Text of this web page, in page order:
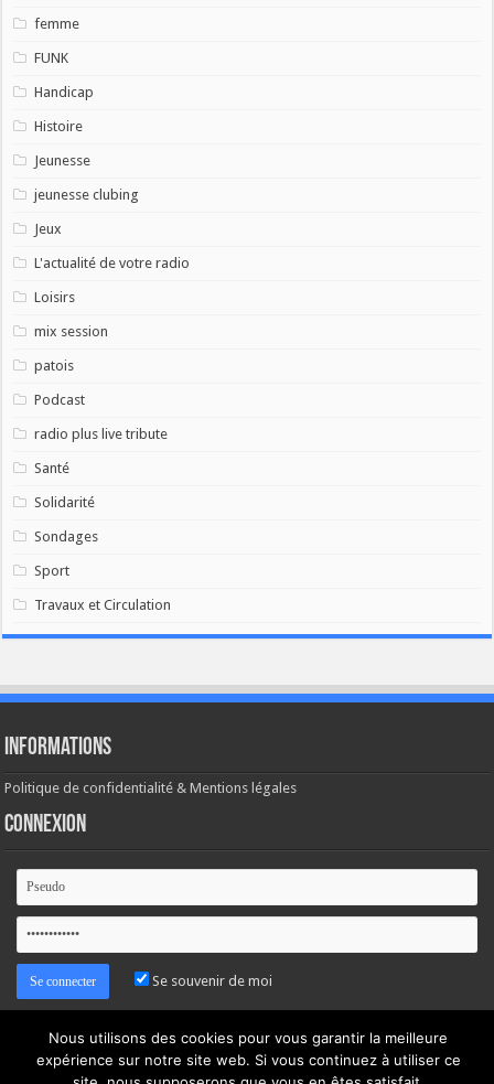
femme
FUNK
Handicap
Histoire
Jeunesse
jeunesse clubing
Jeux
L'actualité de votre radio
Loisirs
mix session
patois
Podcast
radio plus live tribute
Santé
Solidarité
Sondages
Sport
Travaux et Circulation
Informations
Politique de confidentialité & Mentions légales
Connexion
Se souvenir de moi
Mot de passe oublié ?
Nous utilisons des cookies pour vous garantir la meilleure
expérience sur notre site web. Si vous continuez à utiliser ce